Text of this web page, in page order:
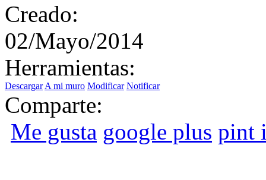
Creado:
02/Mayo/2014
Herramientas:
Descargar A mi muro Modificar Notificar
Comparte:
Me gusta google plus pint